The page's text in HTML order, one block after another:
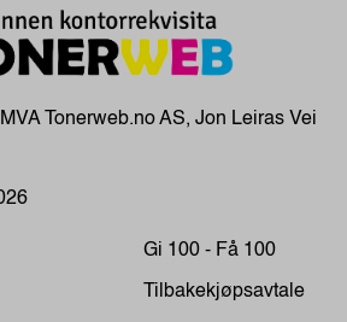
Tonerweb.no AS, Jon Leiras Vei
Gi 100 - Få 100
Tilbakekjøpsavtale